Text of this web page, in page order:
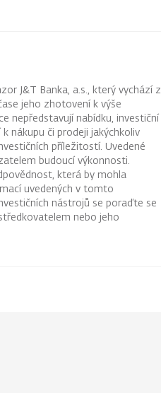
J&T Banka, a.s., který vychází z
jeho zhotovení k výše
nepředstavují nabídku, investiční
nákupu či prodeji jakýchkoliv
příležitostí. Uvedené
budoucí výkonnosti.
která by mohla
uvedených v tomto
nástrojů se poraďte se
nebo jeho